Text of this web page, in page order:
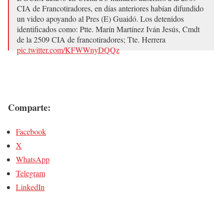
CIA de Francotiradores, en días anteriores habían difundido
un video apoyando al Pres (E) Guaidó. Los detenidos
identificados como: Ptte. Marín Martínez Iván Jesús, Cmdt
de la 2509 CIA de francotiradores; Tte. Herrera
pic.twitter.com/KFWWnyDQQz
Comparte:
Facebook
X
WhatsApp
Telegram
LinkedIn